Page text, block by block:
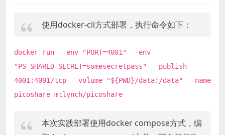
使用docker-cli方式部署，执行命令如下：
docker run --env "PORT=4001" --env
"PS_SHARED_SECRET=somesecretpass" --publish
4001:4001/tcp --volume "${PWD}/data:/data" --name
picoshare mtlynch/picoshare
本次实践部署使用docker compose方式，编